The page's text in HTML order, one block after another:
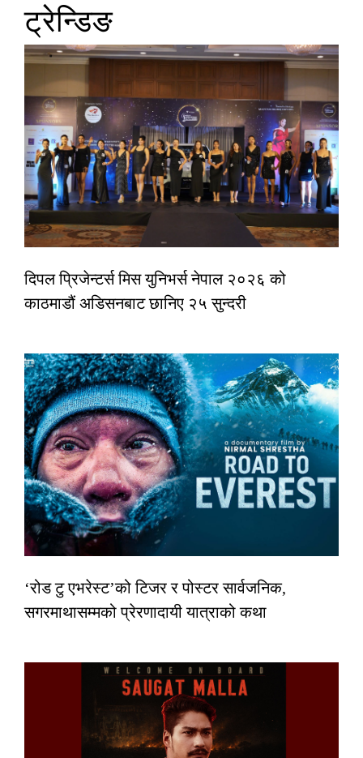
ट्रेन्डिङ
दिपल प्रिजेन्टर्स मिस युनिभर्स नेपाल २०२६ को
काठमाडौं अडिसनबाट छानिए २५ सुन्दरी
‘रोड टु एभरेस्ट’को टिजर र पोस्टर सार्वजनिक,
सगरमाथासम्मको प्रेरणादायी यात्राको कथा